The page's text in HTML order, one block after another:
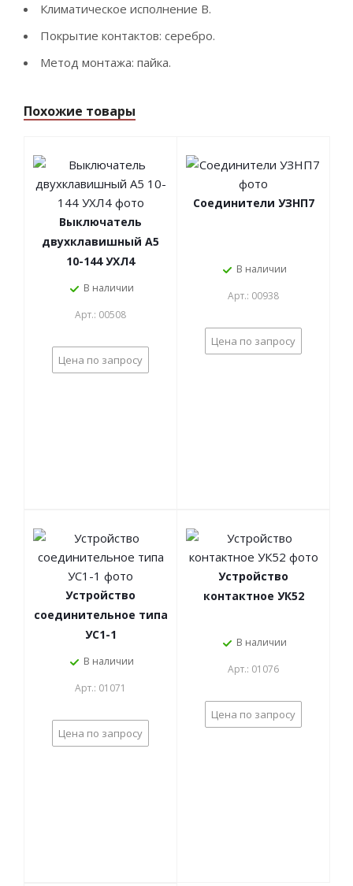
Климатическое исполнение B.
Покрытие контактов: серебро.
Метод монтажа: пайка.
Похожие товары
Выключатель
двухклавишный А5
10-144 УХЛ4
В наличии
Арт.: 00508
Цена по запросу
Соединители УЗНП7
В наличии
Арт.: 00938
Цена по запросу
Устройство
соединительное типа
УС1-1
В наличии
Арт.: 01071
Цена по запросу
Устройство
контактное УК52
В наличии
Арт.: 01076
Цена по запросу